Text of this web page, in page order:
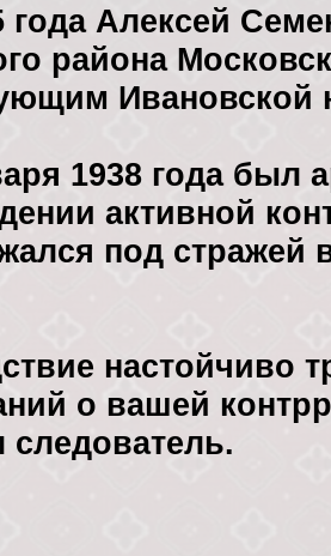
года Алексей
района
Ивановской
1938 года был
активной
под
настойчиво
о вашей
следователь.